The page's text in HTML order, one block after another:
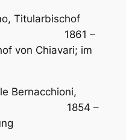
Titularbischof
1861 –
Chiavari; im
Bernacchioni,
1854 –